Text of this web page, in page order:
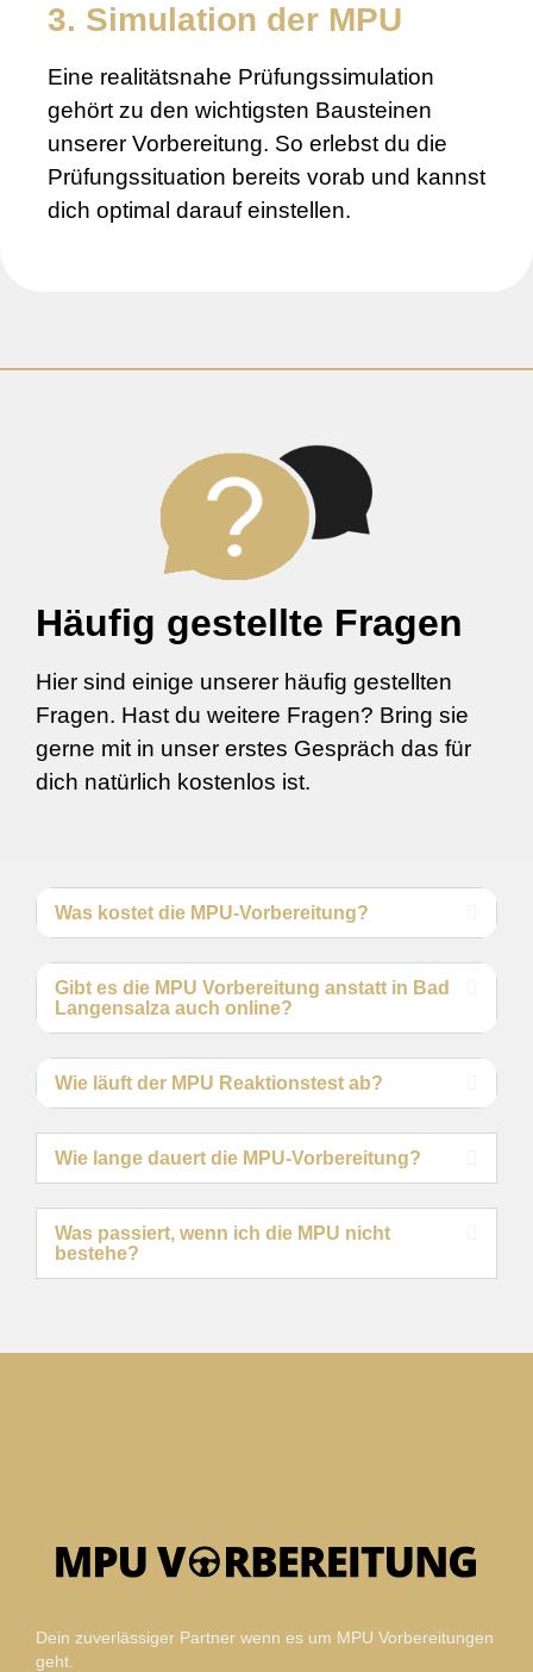
3. Simulation der MPU
Eine realitätsnahe Prüfungssimulation
gehört zu den wichtigsten Bausteinen
unserer Vorbereitung. So erlebst du die
Prüfungssituation bereits vorab und kannst
dich optimal darauf einstellen.
Häufig gestellte Fragen
Hier sind einige unserer häufig gestellten
Fragen. Hast du weitere Fragen? Bring sie
gerne mit in unser erstes Gespräch das für
dich natürlich kostenlos ist.
Was kostet die MPU-Vorbereitung?
Gibt es die MPU Vorbereitung anstatt in Bad
Langensalza auch online?
Wie läuft der MPU Reaktionstest ab?
Wie lange dauert die MPU-Vorbereitung?
Was passiert, wenn ich die MPU nicht
bestehe?
Dein zuverlässiger Partner wenn es um MPU Vorbereitungen
geht.